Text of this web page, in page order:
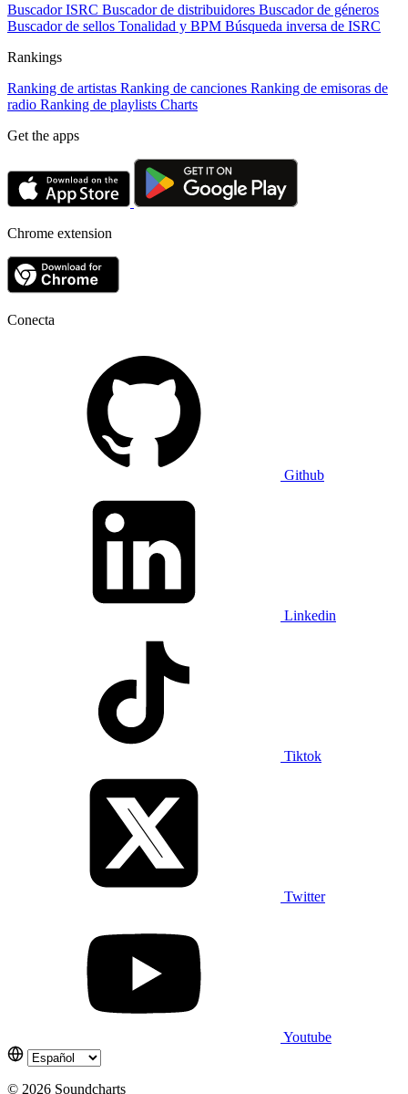
Buscador ISRC Buscador de distribuidores Buscador de géneros
Buscador de sellos Tonalidad y BPM Búsqueda inversa de ISRC
Rankings
Ranking de artistas Ranking de canciones Ranking de emisoras de
radio Ranking de playlists Charts
Get the apps
Chrome extension
Conecta
Github
Linkedin
Tiktok
Twitter
Youtube
© 2026 Soundcharts